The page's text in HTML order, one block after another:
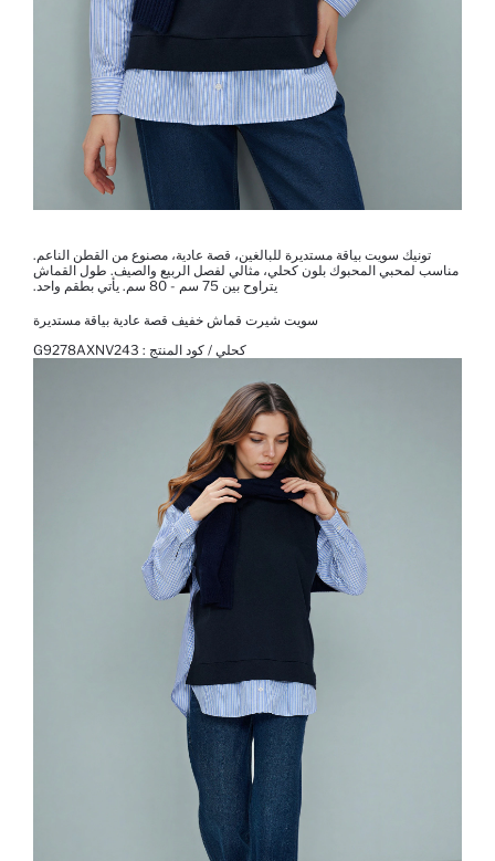
تونيك سويت بياقة مستديرة للبالغين، قصة عادية، مصنوع من القطن الناعم.
مناسب لمحبي المحبوك بلون كحلي، مثالي لفصل الربيع والصيف. طول القماش
يتراوح بين 75 سم - 80 سم. يأتي بطقم واحد.
سويت شيرت قماش خفيف قصة عادية بياقة مستديرة
كحلي / كود المنتج : G9278AXNV243